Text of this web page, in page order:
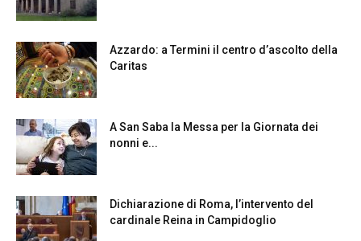
Azzardo: a Termini il centro d’ascolto della
Caritas
A San Saba la Messa per la Giornata dei
nonni e...
Dichiarazione di Roma, l’intervento del
cardinale Reina in Campidoglio